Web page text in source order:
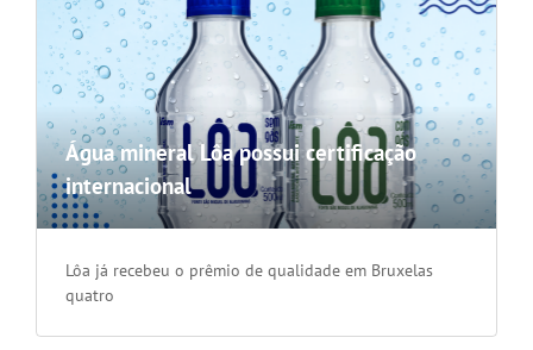
Água mineral Lôa possui certificação
internacional
Lôa já recebeu o prêmio de qualidade em Bruxelas
quatro